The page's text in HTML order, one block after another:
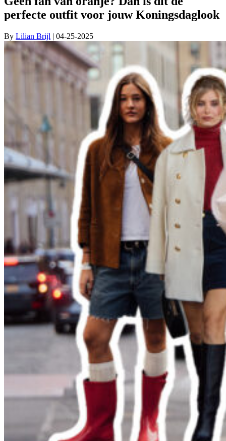
perfecte outfit voor jouw Koningsdaglook
By Lilian Brijl | 04-25-2025